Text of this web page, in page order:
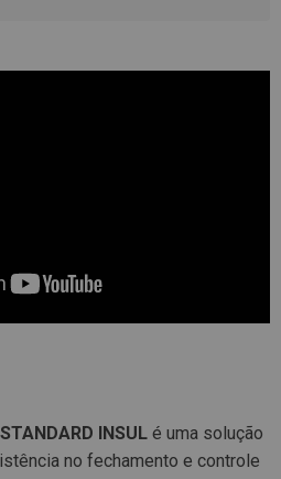
INSUL é uma solução
no fechamento e controle